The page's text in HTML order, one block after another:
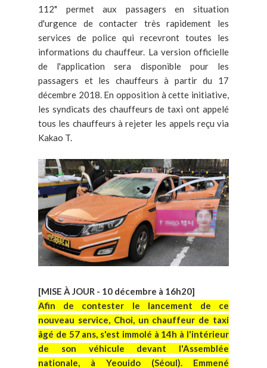
112" permet aux passagers en situation
d'urgence de contacter très rapidement les
services de police qui recevront toutes les
informations du chauffeur. La version officielle
de l'application sera disponible pour les
passagers et les chauffeurs à partir du 17
décembre 2018. En opposition à cette initiative,
les syndicats des chauffeurs de taxi ont appelé
tous les chauffeurs à rejeter les appels reçu via
Kakao T.
[MISE À JOUR - 10 décembre à 16h20]
Afin de contester le lancement de ce
nouveau service, Choi, un chauffeur de taxi
âgé de 57 ans, s'est immolé à 14h à l'intérieur
de son véhicule devant l'Assemblée
nationale, à Yeouido (Séoul). Emmené